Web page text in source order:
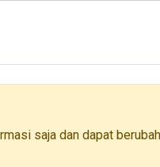
saja dan dapat